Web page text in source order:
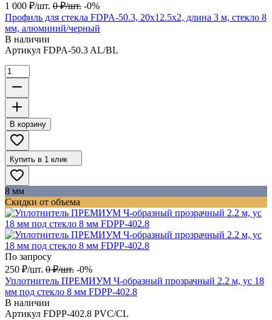
1 000 ₽/шт. 0 ₽/шт. -0%
Профиль для стекла FDPA-50.3, 20х12.5х2, длина 3 м, стекло 8
мм, алюминий/черный
В наличии
Артикул FDPA-50.3 AL/BL
В корзину
Купить в 1 клик
8 мм
Скидки от объема
По запросу
250 ₽/шт. 0 ₽/шт. -0%
Уплотнитель ПРЕМИУМ Ч-образный прозрачный 2.2 м, ус 18
мм под стекло 8 мм FDPP-402.8
В наличии
Артикул FDPP-402.8 PVC/CL